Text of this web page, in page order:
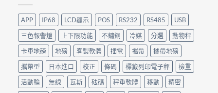
APP IP68 LCD顯示 POS RS232 RS485
USB
三色報警燈
上下限功能 不鏽鋼 冷媒 分選
動物秤
卡車地磅
地磅 客製軟體 插電 攜帶
攜帶地磅
攜帶型
日本進口 校正 條碼 標籤列印電子秤
檢重
活動輪
無線 瓦斯 砝碼 秤重軟體 移動
精密